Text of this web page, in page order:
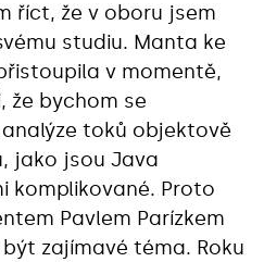
říct, že v oboru jsem
studiu. Manta ke
v momentě,
že bychom se
toků objektově
jako jsou Java
komplikované. Proto
Pavlem Parízkem
zajímavé téma. Roku